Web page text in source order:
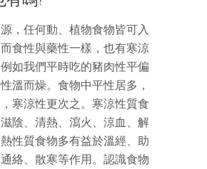
，任何動、植物食物皆可入
食性與藥性一樣，也有寒涼
如我們平時吃的豬肉性平偏
溫而燥。食物中平性居多，
寒涼性更次之。寒涼性質食
陰、清熱、瀉火、涼血、解
性質食物多有益於溫經、助
絡、散寒等作用。認識食物